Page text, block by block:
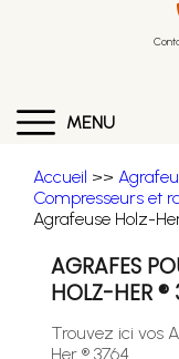
MENU
Accueil >>
Compresseurs et
Agrafeuse Holz-
AGRAFES
HOLZ-HER
Trouvez ici vos
Her ® 3764